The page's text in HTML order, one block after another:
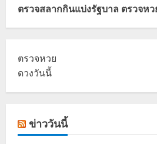
ตรวจสลากกินแบ่งรัฐบาล ตรวจหว
ตรวจหวย
ดวงวันนี้
ข่าววันนี้